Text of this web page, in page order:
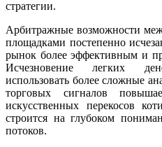
стратегии.
Арбитражные возможности
площадками постепенно
рынок более эффективным и
Исчезновение легких
использовать более сложные
торговых сигналов
искусственных перекосов
строится на глубоком
потоков.